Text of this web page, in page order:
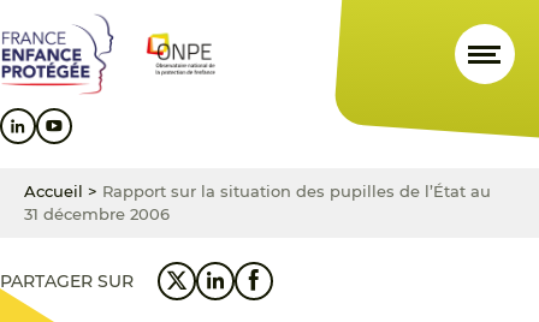
au
contenu
principal
au
menu
principal
au
pied
de
Accueil > Rapport sur la situation des pupilles de l’État au
31 décembre 2006
PARTAGER SUR